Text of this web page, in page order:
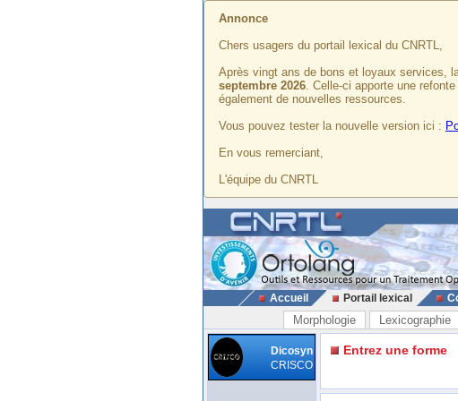
Annonce
Chers usagers du portail lexical du CNRTL,
Après vingt ans de bons et loyaux services,
septembre 2026. Celle-ci apporte une
également de nouvelles ressources.
Vous pouvez tester la nouvelle version ici :
En vous remerciant,
L'équipe du CNRTL
Accueil Portail lexical
Morphologie Lexicographie
Dicosyn
CRISCO
Entrez une forme